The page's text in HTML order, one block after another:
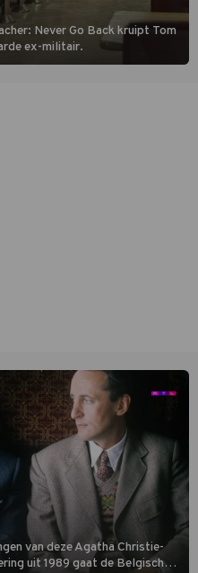
Never Go Back kruipt Tom
ex-militair.
van deze Agatha Christie-
uit 1989 gaat de Belgische